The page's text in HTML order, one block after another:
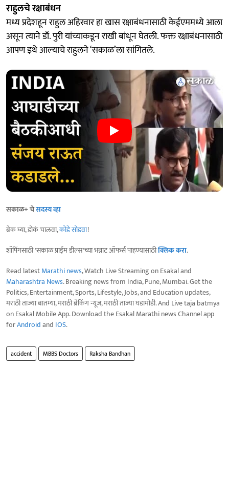
राहुलचे रक्षाबंधन
मध्य प्रदेशहून राहुल अहिरवार हा खास रक्षाबंधनासाठी केईएममध्ये आला
असून त्याने डॉ. पुरी यांच्याकडून राखी बांधून घेतली. फक्त रक्षाबंधनासाठी
आपण इथे आल्याचे राहुलने ‘सकाळ’ला सांगितले.
सकाळ+ चेसदस्य व्हा
ब्रेक घ्या, डोकं चालवा,कोडे सोडवा!
शॉपिंगसाठी 'सकाळ प्राईम डील्स'च्या भन्नाट ऑफर्स पाहण्यासाठीक्लिक करा.
Read latestMarathi news, Watch Live Streaming on Esakal and
Maharashtra News. Breaking news from India, Pune, Mumbai. Get the
Politics, Entertainment, Sports, Lifestyle, Jobs, and Education updates,
मराठी ताज्या बातम्या, मराठी ब्रेकिंग न्यूज, मराठी ताज्या घडामोडी. And Live taja batmya
on Esakal Mobile App. Download the Esakal Marathi news Channel app
forAndroidand IOS.
accident MBBS Doctors Raksha Bandhan